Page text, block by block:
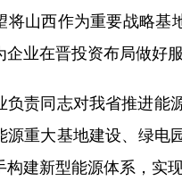
将山西作为重要战略基
业在晋投资布局做好
同志对我省推进能源
源重大基地建设、绿电
构建新型能源体系，实